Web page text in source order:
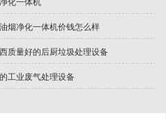
烟净化一体机价钱怎么样
质量好的后厨垃圾处理设备
工业废气处理设备